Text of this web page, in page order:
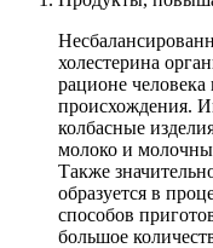
холестерина
рационе
происхождения.
колбасные
молоко и
Также
образуется в
способов
большое